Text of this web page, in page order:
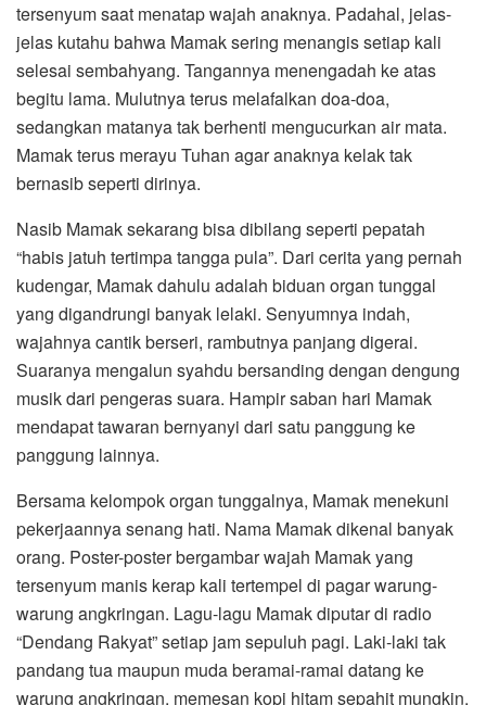
tersenyum saat menatap wajah anaknya. Padahal, jelas-
jelas kutahu bahwa Mamak sering menangis setiap kali
selesai sembahyang. Tangannya menengadah ke atas
begitu lama. Mulutnya terus melafalkan doa-doa,
sedangkan matanya tak berhenti mengucurkan air mata.
Mamak terus merayu Tuhan agar anaknya kelak tak
bernasib seperti dirinya.
Nasib Mamak sekarang bisa dibilang seperti pepatah
“habis jatuh tertimpa tangga pula”. Dari cerita yang pernah
kudengar, Mamak dahulu adalah biduan organ tunggal
yang digandrungi banyak lelaki. Senyumnya indah,
wajahnya cantik berseri, rambutnya panjang digerai.
Suaranya mengalun syahdu bersanding dengan dengung
musik dari pengeras suara. Hampir saban hari Mamak
mendapat tawaran bernyanyi dari satu panggung ke
panggung lainnya.
Bersama kelompok organ tunggalnya, Mamak menekuni
pekerjaannya senang hati. Nama Mamak dikenal banyak
orang. Poster-poster bergambar wajah Mamak yang
tersenyum manis kerap kali tertempel di pagar warung-
warung angkringan. Lagu-lagu Mamak diputar di radio
“Dendang Rakyat” setiap jam sepuluh pagi. Laki-laki tak
pandang tua maupun muda beramai-ramai datang ke
warung angkringan, memesan kopi hitam sepahit mungkin,